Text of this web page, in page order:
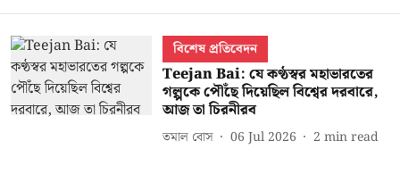
বিশেষ প্রতিবেদন
Teejan Bai: যে কণ্ঠস্বর মহাভারতের
গল্পকে পৌঁছে দিয়েছিল বিশ্বের দরবারে,
আজ তা চিরনীরব
তমাল বোস 06 Jul 2026 2 min read